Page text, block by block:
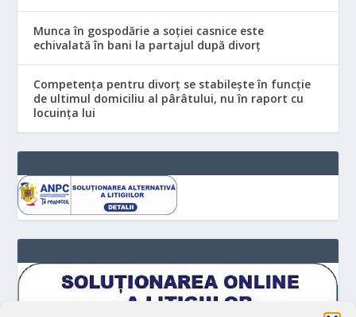
Munca în gospodărie a soției casnice este
echivalată în bani la partajul după divorț
Competența pentru divorț se stabilește în funcție
de ultimul domiciliu al pârâtului, nu în raport cu
locuinţa lui